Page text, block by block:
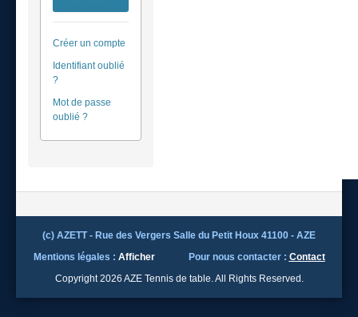
Créer un compte
Identifiant oublié
?
Mot de passe
oublié ?
(c) AZETT - Rue des Vergers Salle du Petit Houx 41100 - AZE
Mentions légales : Afficher Pour nous contacter : Contact
Copyright 2026 AZE Tennis de table. All Rights Reserved.